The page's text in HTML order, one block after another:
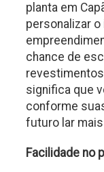
planta em
personalizar
chance de
significa que
conforme
futuro lar
Facilidade no